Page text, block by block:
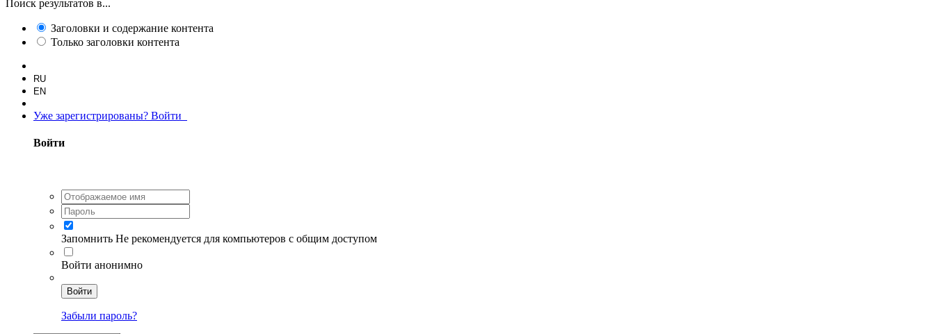
Поиск результатов в...
Заголовки и содержание контента
Только заголовки контента
RU
EN
Уже зарегистрированы? Войти
Войти
Запомнить Не рекомендуется для компьютеров с общим доступом
Войти анонимно
Войти
Забыли пароль?